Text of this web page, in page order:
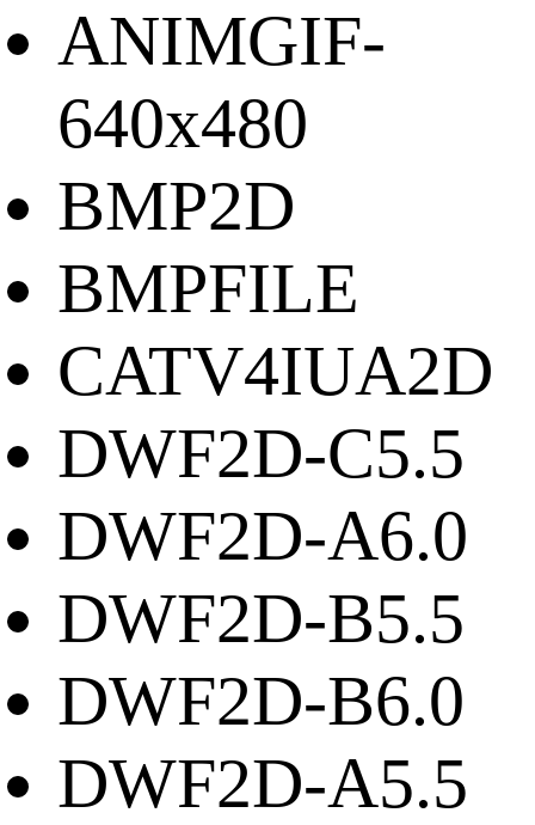
ANIMGIF-
640x480
BMP2D
BMPFILE
CATV4IUA2D
DWF2D-C5.5
DWF2D-A6.0
DWF2D-B5.5
DWF2D-B6.0
DWF2D-A5.5